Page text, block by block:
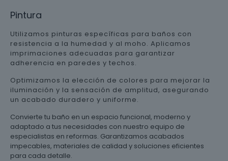
Pintura
Utilizamos pinturas específicas para baños con
resistencia a la humedad y al moho. Aplicamos
imprimaciones adecuadas para garantizar
adherencia en paredes y techos.
Optimizamos la elección de colores para mejorar la
iluminación y la sensación de amplitud, asegurando
un acabado duradero y uniforme.
Convierte tu baño en un espacio funcional, moderno y
adaptado a tus necesidades con nuestro equipo de
especialistas en reformas. Garantizamos acabados
impecables, materiales de calidad y soluciones eficientes
para cada detalle.